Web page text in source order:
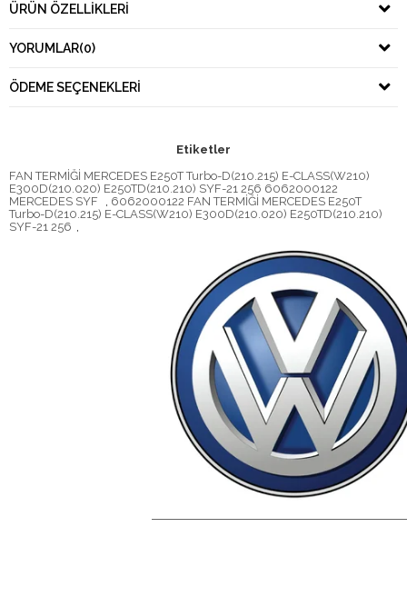
ÜRÜN ÖZELLIKLERI
YORUMLAR(0)
ÖDEME SEÇENEKLERI
Etiketler
FAN TERMİĞİ MERCEDES E250T Turbo-D(210.215) E-CLASS(W210)
E300D(210.020) E250TD(210.210) SYF-21 256 6062000122
MERCEDES SYF
, 6062000122 FAN TERMİĞİ MERCEDES E250T
Turbo-D(210.215) E-CLASS(W210) E300D(210.020) E250TD(210.210)
SYF-21 256 ,